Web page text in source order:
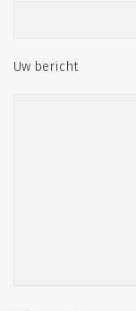
Uw bericht